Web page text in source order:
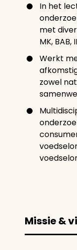
In het
met
MK,
Werkt
zowel
Missie &